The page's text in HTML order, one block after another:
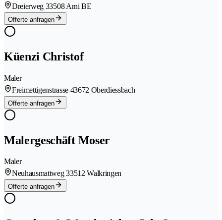
Dreierweg 33508 Arni BE
Offerte anfragen
Küenzi Christof
Maler
Freimettigenstrasse 43672 Oberdiessbach
Offerte anfragen
Malergeschäft Moser
Maler
Neuhausmattweg 33512 Walkringen
Offerte anfragen